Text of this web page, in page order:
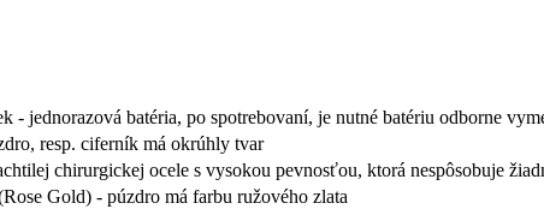
- jednorazová batéria, po spotrebovaní, je nutné batériu odborne
resp. ciferník má okrúhly tvar
chirurgickej ocele s vysokou pevnosťou, ktorá nespôsobuje
Gold) - púzdro má farbu ružového zlata